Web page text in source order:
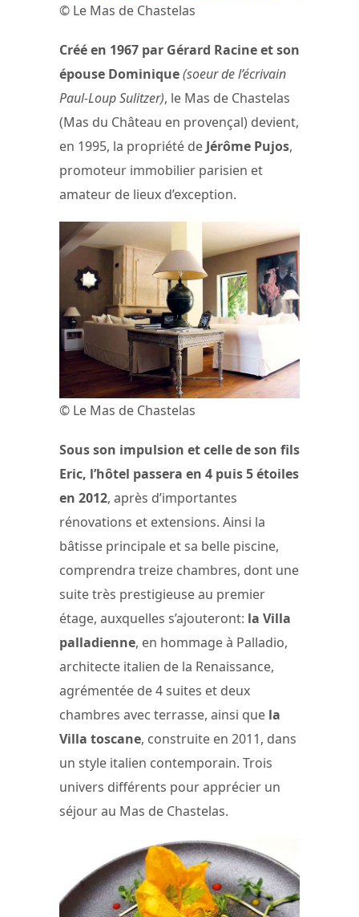
© Le Mas de Chastelas
Créé en 1967 par Gérard Racine et son
épouse Dominique(soeur de l’écrivain
Paul-Loup Sulitzer), le Mas de Chastelas
(Mas du Château en provençal) devient,
en 1995, la propriété de Jérôme Pujos,
promoteur immobilier parisien et
amateur de lieux d’exception.
© Le Mas de Chastelas
Sous son impulsion et celle de son fils
Eric, l’hôtel passera en 4 puis 5 étoiles
en 2012, après d’importantes
rénovations et extensions. Ainsi la
bâtisse principale et sa belle piscine,
comprendra treize chambres, dont une
suite très prestigieuse au premier
étage, auxquelles s’ajouteront: la Villa
palladienne, en hommage à Palladio,
architecte italien de la Renaissance,
agrémentée de 4 suites et deux
chambres avec terrasse, ainsi que la
Villa toscane, construite en 2011, dans
un style italien contemporain. Trois
univers différents pour apprécier un
séjour au Mas de Chastelas.